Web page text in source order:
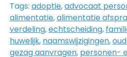
Tags: adoptie,advocaat
alimentatie,alimentatie
verdeling,echtscheiding,
huwelijk, naamswijzigingen,
gezag aanvragen, personen-